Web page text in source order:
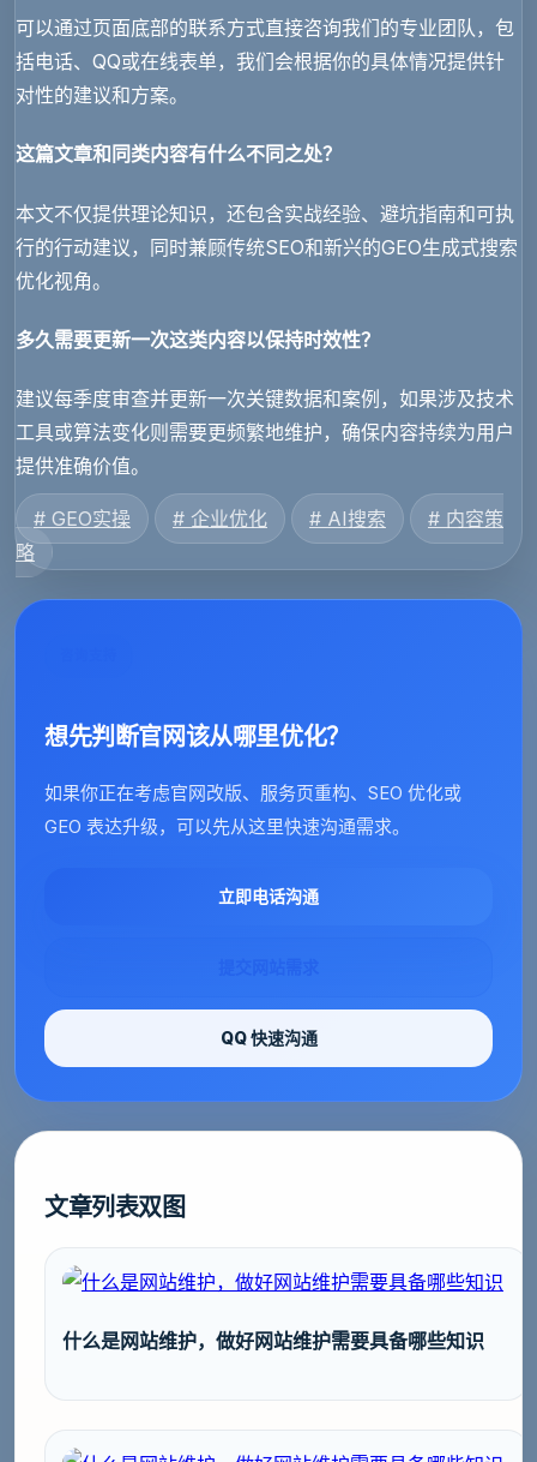
可以通过页面底部的联系方式直接咨询我们的专业团队，包
括电话、QQ或在线表单，我们会根据你的具体情况提供针
对性的建议和方案。
这篇文章和同类内容有什么不同之处？
本文不仅提供理论知识，还包含实战经验、避坑指南和可执
行的行动建议，同时兼顾传统SEO和新兴的GEO生成式搜索
优化视角。
多久需要更新一次这类内容以保持时效性？
建议每季度审查并更新一次关键数据和案例，如果涉及技术
工具或算法变化则需要更频繁地维护，确保内容持续为用户
提供准确价值。
# GEO实操 # 企业优化 # AI搜索
# 内容策
略
想先判断官网该从哪里优化？
如果你正在考虑官网改版、服务页重构、SEO 优化或
GEO 表达升级，可以先从这里快速沟通需求。
立即电话沟通
QQ 快速沟通
文章列表双图
什么是网站维护，做好网站维护需要具备哪些知识